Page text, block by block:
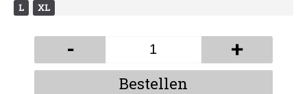
L XL
- +
Bestellen